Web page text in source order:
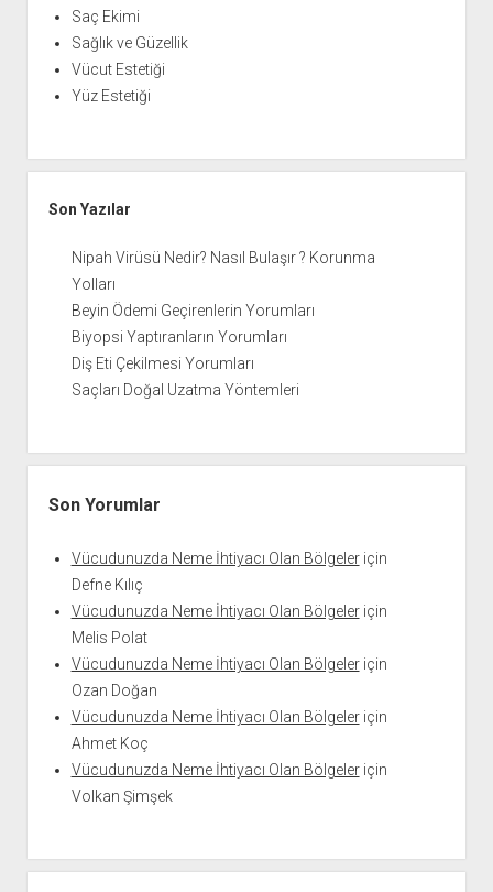
Saç Ekimi
Sağlık ve Güzellik
Vücut Estetiği
Yüz Estetiği
Son Yazılar
Nipah Virüsü Nedir? Nasıl Bulaşır ? Korunma
Yolları
Beyin Ödemi Geçirenlerin Yorumları
Biyopsi Yaptıranların Yorumları
Diş Eti Çekilmesi Yorumları
Saçları Doğal Uzatma Yöntemleri
Son Yorumlar
Vücudunuzda Neme İhtiyacı Olan Bölgeleriçin
Defne Kılıç
Vücudunuzda Neme İhtiyacı Olan Bölgeleriçin
Melis Polat
Vücudunuzda Neme İhtiyacı Olan Bölgeleriçin
Ozan Doğan
Vücudunuzda Neme İhtiyacı Olan Bölgeleriçin
Ahmet Koç
Vücudunuzda Neme İhtiyacı Olan Bölgeleriçin
Volkan Şimşek